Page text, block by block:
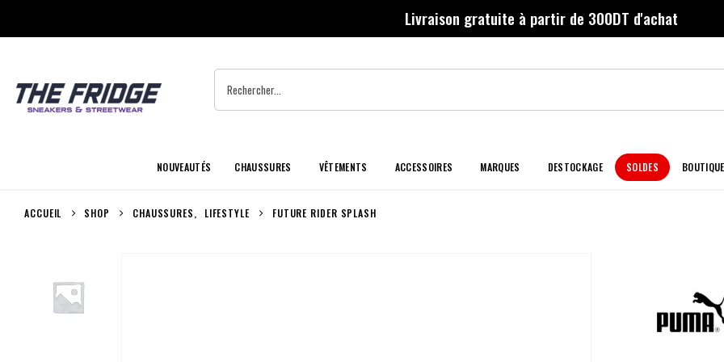
Livraison gratuite à partir de 300DT d'achat
NOUVEAUTÉS CHAUSSURES VÊTEMENTS ACCESSOIRES MARQUES DESTOCKAGE SOLDES
ACCUEIL SHOP CHAUSSURES, LIFESTYLE FUTURE RIDER SPLASH